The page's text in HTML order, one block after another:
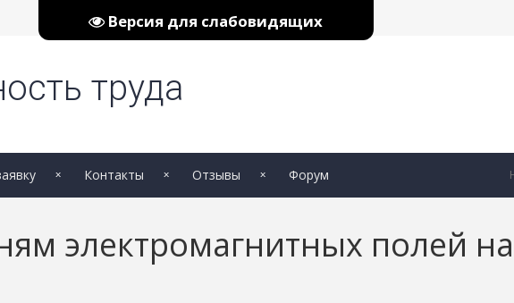
Версия для слабовидящих
труда
Контакты Отзывы Форум
электромагнитных полей